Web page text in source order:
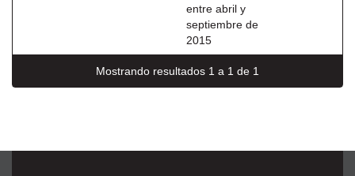
entre abril y
septiembre de
2015
Mostrando resultados 1 a 1 de 1